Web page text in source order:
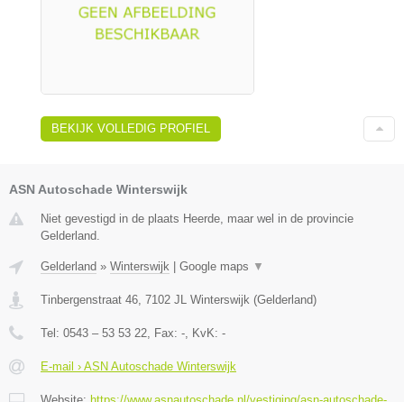
BEKIJK VOLLEDIG PROFIEL
ASN Autoschade Winterswijk
Niet gevestigd in de plaats Heerde, maar wel in de provincie
Gelderland.
Gelderland » Winterswijk | Google maps ▼
Tinbergenstraat 46 7102 JL Winterswijk (Gelderland)
Tel: 0543 – 53 53 22 , Fax: - , KvK: -
E-mail › ASN Autoschade Winterswijk